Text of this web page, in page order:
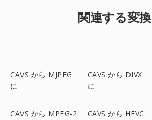
関連する変換
CAVS から MJPEG
に
CAVS から DIVX
に
CAVS から MPEG-2
CAVS から HEVC